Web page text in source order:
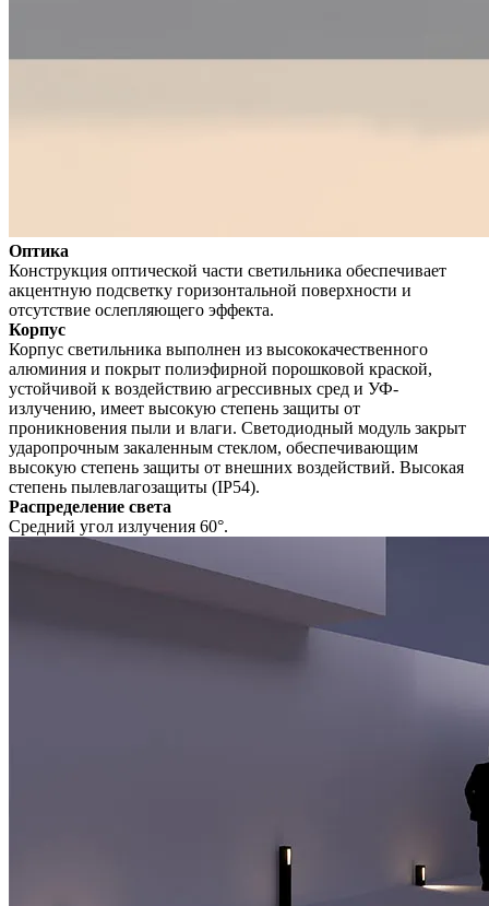
Оптика
Конструкция оптической части светильника обеспечивает
акцентную подсветку горизонтальной поверхности и
отсутствие ослепляющего эффекта.
Корпус
Корпус светильника выполнен из высококачественного
алюминия и покрыт полиэфирной порошковой краской,
устойчивой к воздействию агрессивных сред и УФ-
излучению, имеет высокую степень защиты от
проникновения пыли и влаги. Светодиодный модуль закрыт
ударопрочным закаленным стеклом, обеспечивающим
высокую степень защиты от внешних воздействий. Высокая
степень пылевлагозащиты (IP54).
Распределение света
Средний угол излучения 60°.